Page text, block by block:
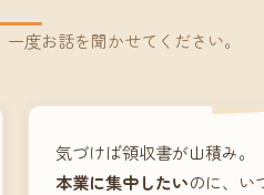
度お話を聞かせてください。
気づけば領収書が山積み。
本業に集中したいのに、い